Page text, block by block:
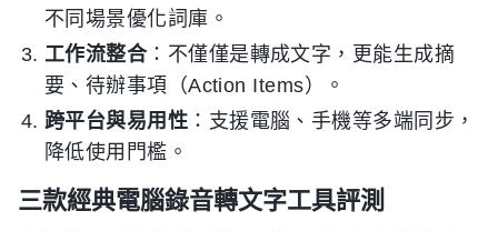
不同場景優化詞庫。
工作流整合：不僅僅是轉成文字，更能生成摘
要、待辦事項（Action Items）。
跨平台與易用性 ：支援電腦、手機等多端同步，
降低使用門檻。
三款經典電腦錄音轉文字工具評測